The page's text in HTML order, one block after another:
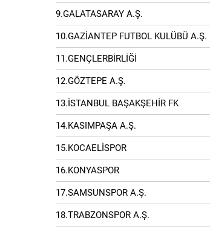
9.GALATASARAY A.Ş.
10.GAZİANTEP FUTBOL KULÜBÜ A.Ş.
11.GENÇLERBİRLİĞİ
12.GÖZTEPE A.Ş.
13.İSTANBUL BAŞAKŞEHİR FK
14.KASIMPAŞA A.Ş.
15.KOCAELİSPOR
16.KONYASPOR
17.SAMSUNSPOR A.Ş.
18.TRABZONSPOR A.Ş.